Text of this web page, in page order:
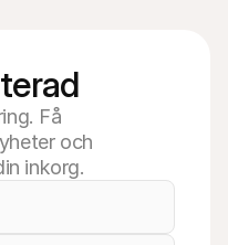
Få
och
inkorg.